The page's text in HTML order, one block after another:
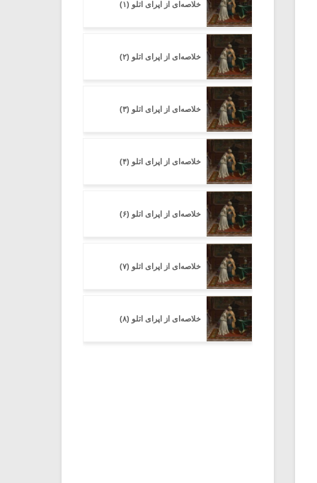
خلاصه‌ای از اپرای اتلو (۱)
خلاصه‌ای از اپرای اتلو (۲)
خلاصه‌ای از اپرای اتلو (۳)
خلاصه‌ای از اپرای اتلو (۴)
خلاصه‌ای از اپرای اتلو (۶)
خلاصه‌ای از اپرای اتلو (۷)
خلاصه‌ای از اپرای اتلو (۸)